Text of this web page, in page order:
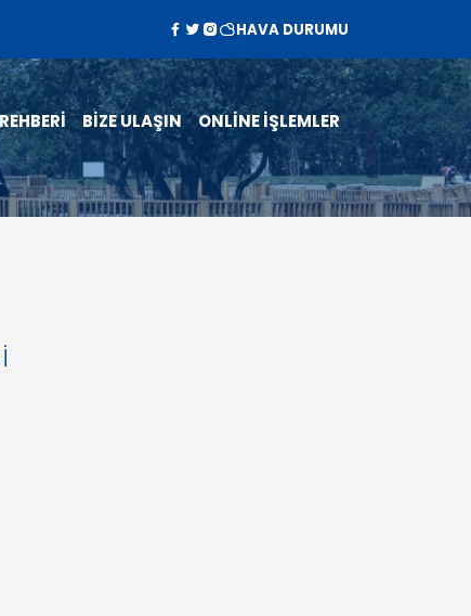
HAVA DURUMU
BİZE ULAŞIN ONLİNE İŞLEMLER